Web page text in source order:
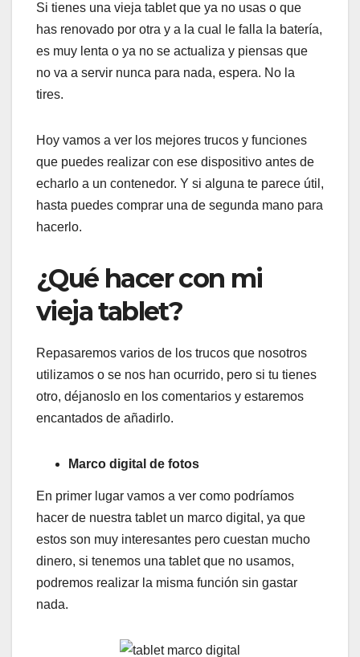
Si tienes una vieja tablet que ya no usas o que
has renovado por otra y a la cual le falla la batería,
es muy lenta o ya no se actualiza y piensas que
no va a servir nunca para nada, espera. No la
tires.
Hoy vamos a ver los mejores trucos y funciones
que puedes realizar con ese dispositivo antes de
echarlo a un contenedor. Y si alguna te parece útil,
hasta puedes comprar una de segunda mano para
hacerlo.
¿Qué hacer con mi
vieja tablet?
Repasaremos varios de los trucos que nosotros
utilizamos o se nos han ocurrido, pero si tu tienes
otro, déjanoslo en los comentarios y estaremos
encantados de añadirlo.
Marco digital de fotos
En primer lugar vamos a ver como podríamos
hacer de nuestra tablet un marco digital, ya que
estos son muy interesantes pero cuestan mucho
dinero, si tenemos una tablet que no usamos,
podremos realizar la misma función sin gastar
nada.